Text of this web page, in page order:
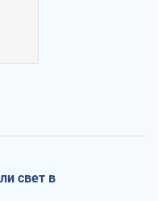
свет в